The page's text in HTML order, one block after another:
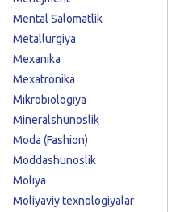
Mental Salomatlik
Metallurgiya
Mexanika
Mexatronika
Mikrobiologiya
Mineralshunoslik
Moda (Fashion)
Moddashunoslik
Moliya
Moliyaviy texnologiyalar